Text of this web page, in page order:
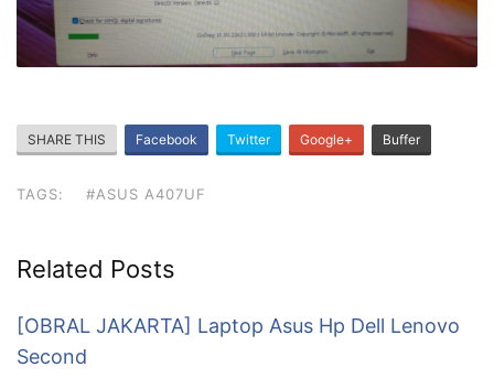
SHARE THIS Facebook Twitter Google+ Buffer
TAGS: #ASUS A407UF
Related Posts
[OBRAL JAKARTA] Laptop Asus Hp Dell Lenovo
Second